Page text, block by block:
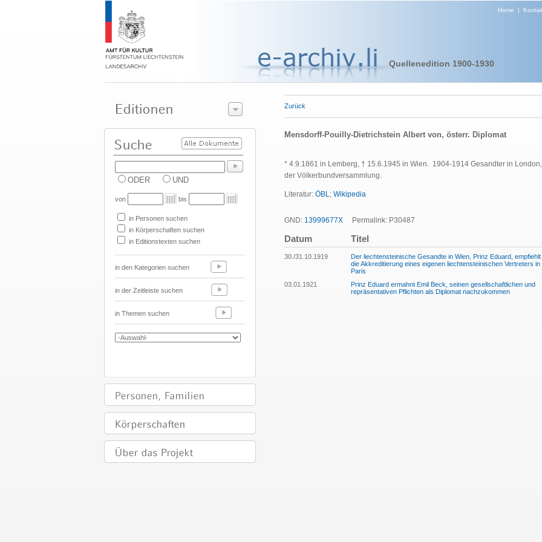
Home |
Quellenedition 1900-1930
ODER UND
von bis
in Personen suchen
in Körperschaften suchen
in Editionstexten suchen
in den Kategorien suchen
in der Zeitleiste suchen
in Themen suchen
Zurück
Mensdorff-Pouilly-Dietrichstein Albert von, österr. Diplomat
* 4.9.1861 in Lemberg, † 15.6.1945 in Wien. 1904-1914 Gesandter in
der Völkerbundversammlung.
Literatur: ÖBL; Wikipedia
GND: 13999677X Permalink: P30487
Datum Titel
30./31.10.1919
Der liechtensteinische Gesandte in Wien, Prinz Eduard, empfiehlt
die Akkreditierung eines eigenen liechtensteinischen Vertreters in
Paris
03.01.1921
Prinz Eduard ermahnt Emil Beck, seinen gesellschaftlichen und
repräsentativen Pflichten als Diplomat nachzukommen